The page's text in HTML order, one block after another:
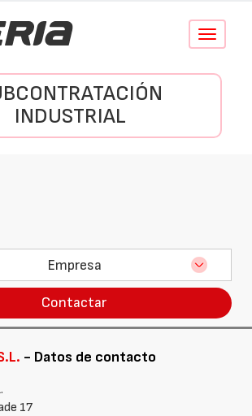
Conmutar
INDUSTRIAL
Empresa
Contactar
- Datos de contacto
17